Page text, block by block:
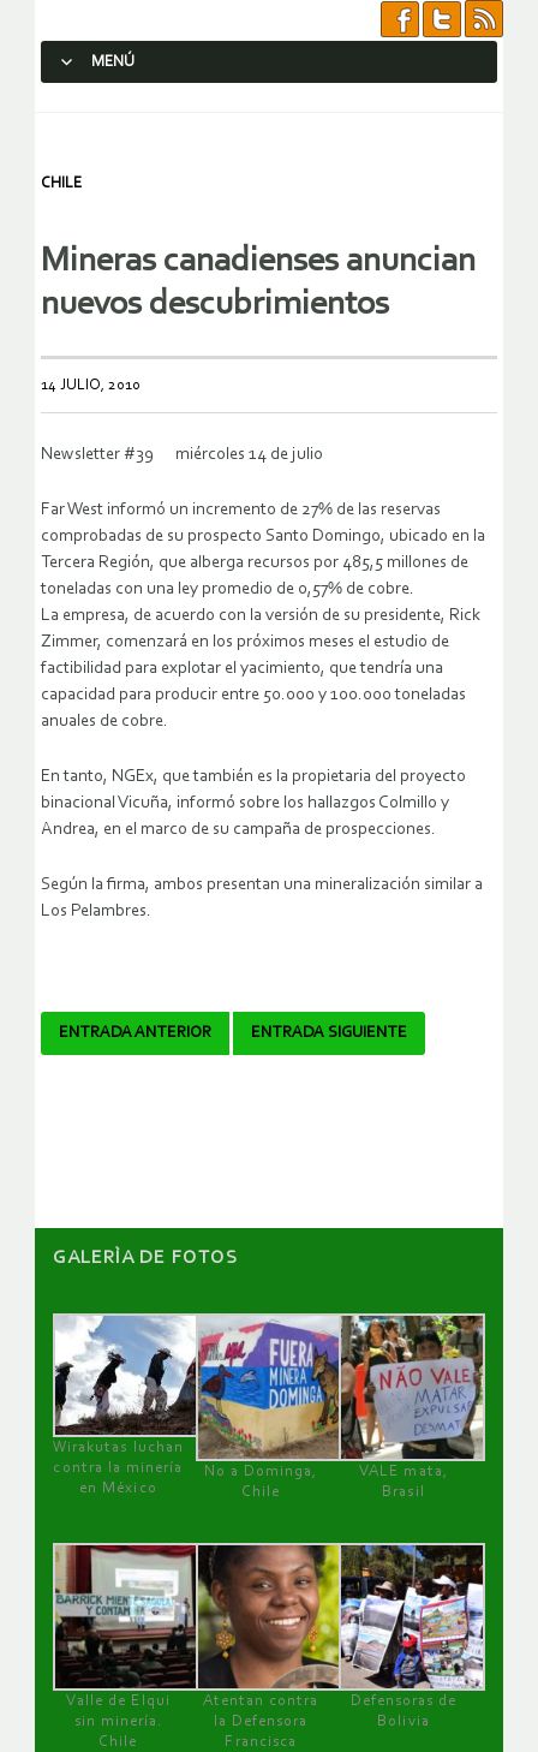
MENÚ
CHILE
Mineras canadienses anuncian
nuevos descubrimientos
14 JULIO, 2010
Newsletter #39 miércoles 14 de julio
Far West informó un incremento de 27% de las reservas
comprobadas de su prospecto Santo Domingo, ubicado en la
Tercera Región, que alberga recursos por 485,5 millones de
toneladas con una ley promedio de 0,57% de cobre.
La empresa, de acuerdo con la versión de su presidente, Rick
Zimmer, comenzará en los próximos meses el estudio de
factibilidad para explotar el yacimiento, que tendría una
capacidad para producir entre 50.000 y 100.000 toneladas
anuales de cobre.
En tanto, NGEx, que también es la propietaria del proyecto
binacional Vicuña, informó sobre los hallazgos Colmillo y
Andrea, en el marco de su campaña de prospecciones.
Según la firma, ambos presentan una mineralización similar a
Los Pelambres.
Navegador
ENTRADA ANTERIOR ENTRADA SIGUIENTE
GALERÌA DE FOTOS
Wirakutas luchan
contra la minería
en México
No a Dominga,
Chile
VALE mata,
Brasil
Valle de Elqui
sin minería.
Chile
Atentan contra
la Defensora
Francisca
Defensoras de
Bolivia